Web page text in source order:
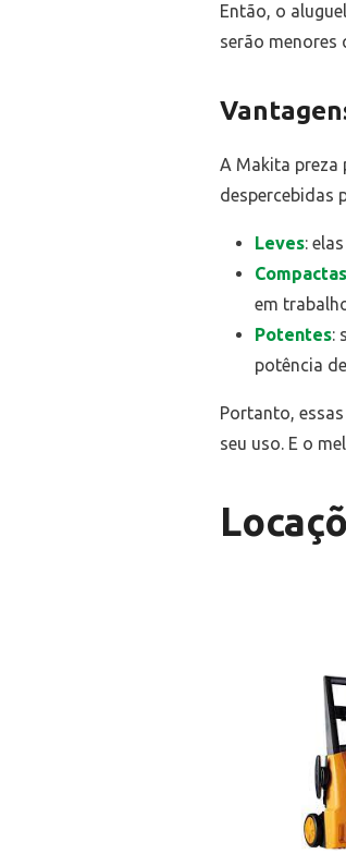
Então, o
serão menores
A Makita preza
despercebidas
Leves:
Compactas
em
Potentes:
potência
Portanto,
seu uso. E o